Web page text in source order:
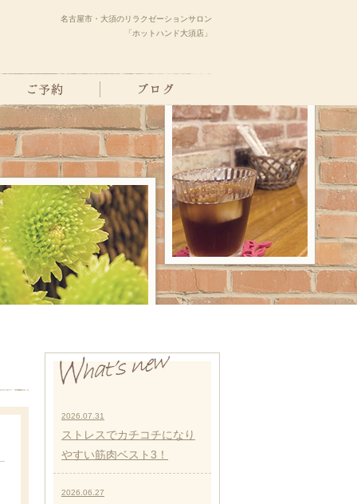
名古屋市・大須のリラクゼーションサロン
「ホットハンド大須店」
2026.07.31
ストレスでカチコチになり
やすい筋肉ベスト3！
2026.06.27